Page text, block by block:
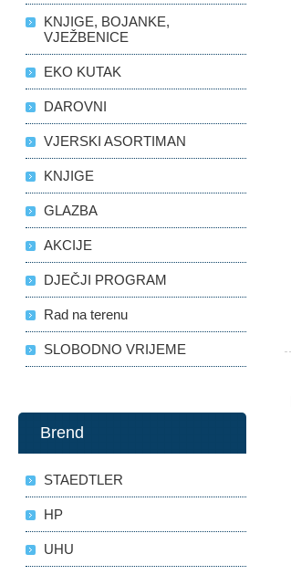
KNJIGE, BOJANKE,
VJEŽBENICE
EKO KUTAK
DAROVNI
VJERSKI ASORTIMAN
KNJIGE
GLAZBA
AKCIJE
DJEČJI PROGRAM
Rad na terenu
SLOBODNO VRIJEME
Brend
STAEDTLER
HP
UHU